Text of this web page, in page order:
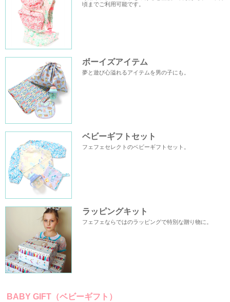
頃までご利用可能です。
ボーイズアイテム
夢と遊び心溢れるアイテムを男の子にも。
ベビーギフトセット
フェフェセレクトのベビーギフトセット。
ラッピングキット
フェフェならではのラッピングで特別な贈り物に。
BABY GIFT（ベビーギフト）